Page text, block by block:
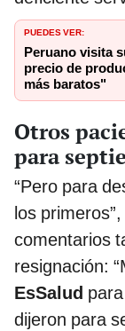
PUEDES VER:
Peruano visita
precio de
más baratos"
Otros
para
“Pero para
los
comentarios
resignación:
EsSalud
dijeron para